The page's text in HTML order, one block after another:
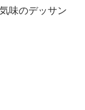
味のデッサン